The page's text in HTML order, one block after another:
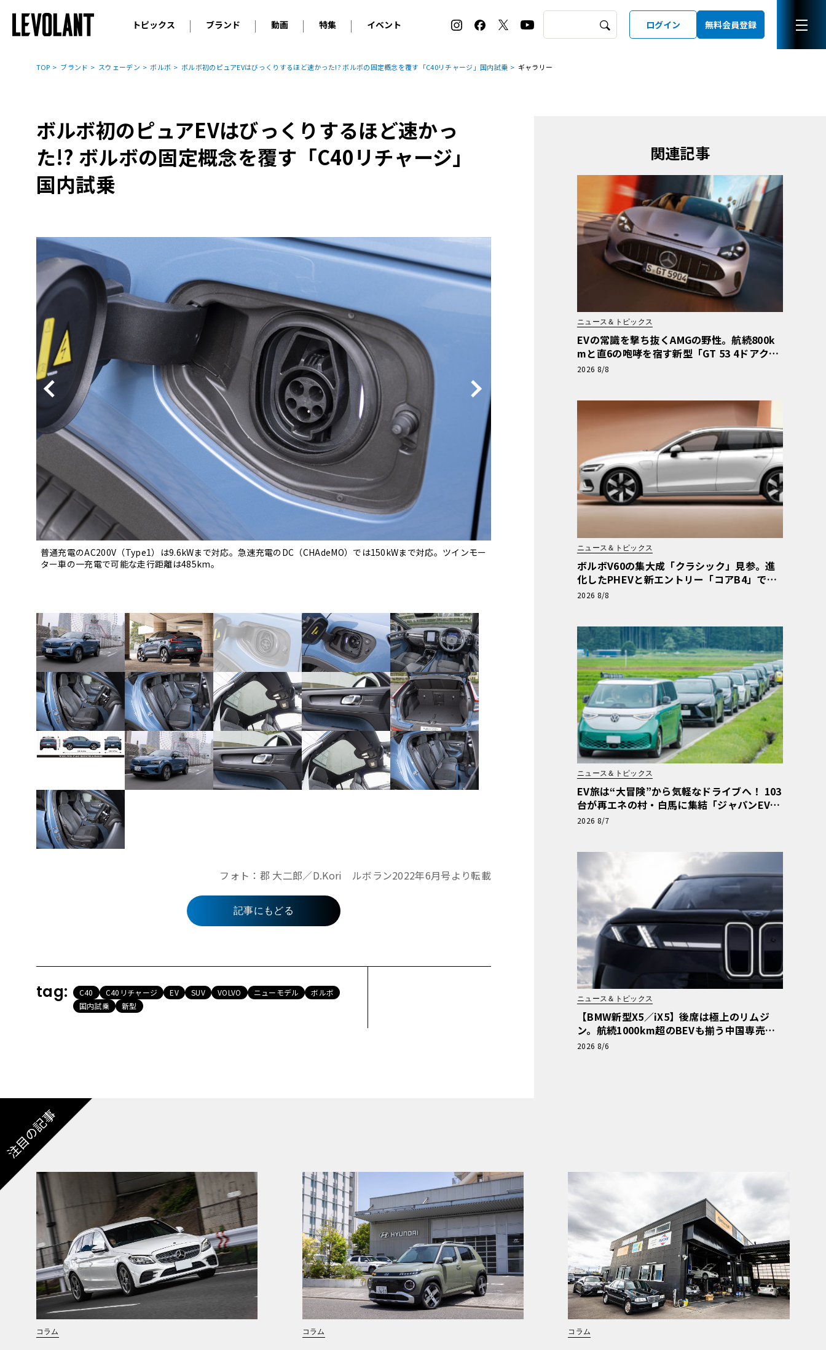
トピックス
ニュース
コラム
ブランド
輸入車 アウディ BMW
アルピナ
プジョー
ルノー
アバルト
アルファ・ロメオ
ランボルギーニ
マセラティ
アストン・マーティン
ボルボ
キャデラック
シボレー
テスラ
ヒョンデ
BYD
その他
レクサス トヨタ
ホンダ
スバル
三菱
ダイハツ
光岡
その他
動画
オリジナル動画
特集
2026 サマータイヤ＆ホイール バイヤーズガイド
ホイールカタログ
タイヤ特集
イベント
ル・ボラン カーズ・ミート2026横浜
EV:LIFE KOBE 2025
ル・ボラン カーズ・ミート2025横浜
ログイン 無料会員登録
TOP ブランド スウェーデン ボルボ ボルボ初のピュアEVはびっくりするほど速かった!? ボルボの固定概念を覆す「C40リチャージ」国内試乗 ギャラリー
ボルボ初のピュアEVはびっくりするほど速かっ
た!? ボルボの固定概念を覆す「C40リチャージ」
国内試乗
普通充電のAC200V（Type1）は9.6kWまで対応。急速充電のDC（CHAdeMO）では150kWまで対応。ツインモー
ター車の一充電で可能な走行距離は485km。
フォト：郡 大二郎／D.Kori ルボラン2022年6月号より転載
記事にもどる
tag: C40 C40リチャージ EV SUV VOLVO ニューモデル
ボルボ
国内試乗
新型
関連記事
ニュース＆トピックス
EVの常識を撃ち抜くAMGの野性。航続800k
mと直6の咆哮を宿す新型「GT 53 4ドアクー
ペ」
2026 8/8
ニュース＆トピックス
ボルボV60の集大成「クラシック」見参。進
化したPHEVと新エントリー「コアB4」で飾
る有終の美
2026 8/8
ニュース＆トピックス
EV旅は“大冒険”から気軽なドライブへ！ 103
台が再エネの村・白馬に集結「ジャパンEVラ
リー2026」体験記
2026 8/7
ニュース＆トピックス
【BMW新型X5／iX5】後席は極上のリムジ
ン。航続1000km超のBEVも揃う中国専売ロ
ング仕様の全貌
2026 8/6
注目の記事
コラム コラム コラム